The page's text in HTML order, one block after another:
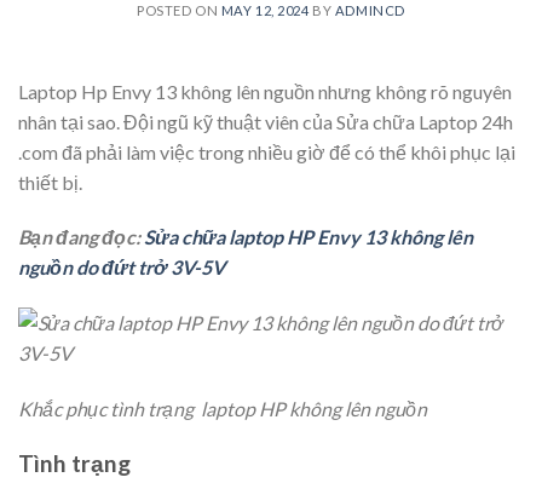
POSTED ON MAY 12, 2024 BY ADMINCD
Laptop Hp Envy 13 không lên nguồn nhưng không rõ nguyên
nhân tại sao. Đội ngũ kỹ thuật viên của Sửa chữa Laptop 24h
.com đã phải làm việc trong nhiều giờ để có thể khôi phục lại
thiết bị.
Bạn đang đọc:Sửa chữa laptop HP Envy 13 không lên
nguồn do đứt trở 3V-5V
Khắc phục tình trạng laptop HP không lên nguồn
Tình trạng